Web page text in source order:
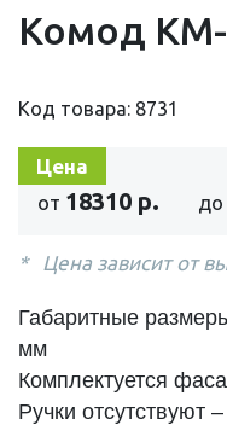
Комод КМ-
Код товара: 8731
Цена
от 18310 р. до
Цена зависит от
Габаритные
мм
Комплектуется
Ручки отсутствуют